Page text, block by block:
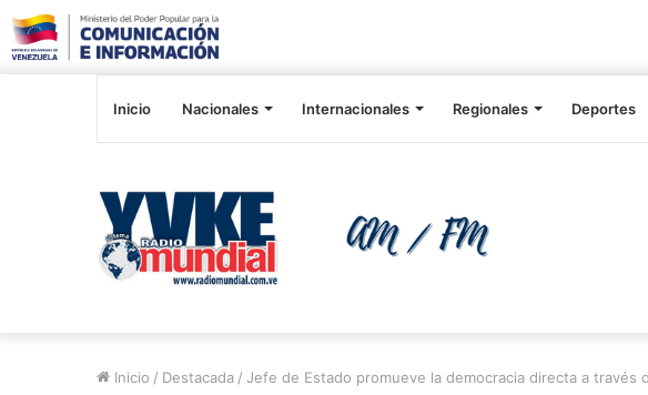
Inicio Nacionales Internacionales Regionales Deportes
Inicio / Destacada / Jefe de Estado promueve la democracia directa a través